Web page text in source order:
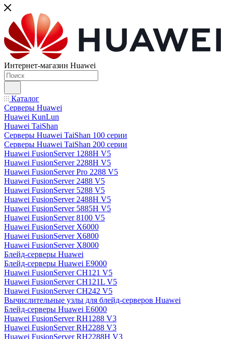
Интернет-магазин Huawei
Каталог
Серверы Huawei
Huawei KunLun
Huawei TaiShan
Серверы Huawei TaiShan 100 серии
Серверы Huawei TaiShan 200 серии
Huawei FusionServer 1288H V5
Huawei FusionServer 2288H V5
Huawei FusionServer Pro 2288 V5
Huawei FusionServer 2488 V5
Huawei FusionServer 5288 V5
Huawei FusionServer 2488H V5
Huawei FusionServer 5885H V5
Huawei FusionServer 8100 V5
Huawei FusionServer X6000
Huawei FusionServer X6800
Huawei FusionServer X8000
Блейд-серверы Huawei
Блейд-серверы Huawei E9000
Huawei FusionServer CH121 V5
Huawei FusionServer CH121L V5
Huawei FusionServer CH242 V5
Вычислительные узлы для блейд-серверов Huawei
Блейд-серверы Huawei E6000
Huawei FusionServer RH1288 V3
Huawei FusionServer RH2288 V3
Huawei FusionServer RH2288H V3